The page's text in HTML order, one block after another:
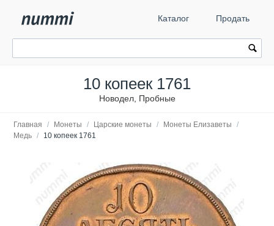
Каталог Продать
10 копеек 1761
Новодел, Пробные
Главная / Монеты / Царские монеты / Монеты Елизаветы
/
Медь / 10 копеек 1761